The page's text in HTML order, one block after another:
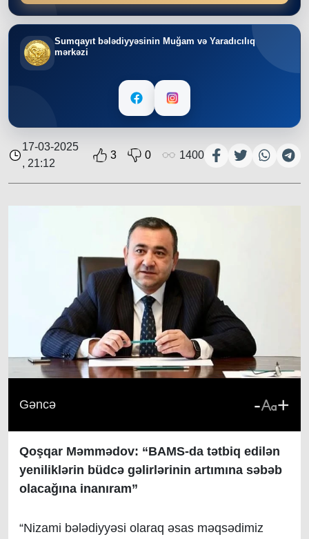
Sumqayıt bələdiyyəsinin Muğam və Yaradıcılıq
mərkəzi
17-03-2025
, 21:12
3 0 1400
Gəncə - +
Qoşqar Məmmədov: “BAMS-da tətbiq edilən
yeniliklərin büdcə gəlirlərinin artımına səbəb
olacağına inanıram”
“Nizami bələdiyyəsi olaraq əsas məqsədimiz